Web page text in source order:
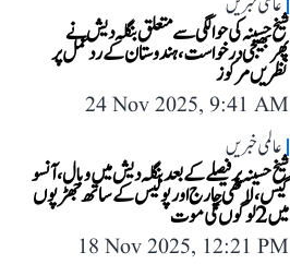
شیخ حسینہ کی حوالگی سے متعلق بنگلہ دیش نے
پھربھیجی درخواست،ہندوستان کے ردعمل پر
نظریں مرکوز
24 Nov 2025, 9:41 AM
عالمی خبریں
شیخ حسینہ پر فیصلے کے بعد بنگلہ دیش میں وبال، آنسو
گیس، لاٹھی چارج اور پولیس کے ساتھ جھڑپوں
میں 2 لوگوں کی موت
18 Nov 2025, 12:21 PM